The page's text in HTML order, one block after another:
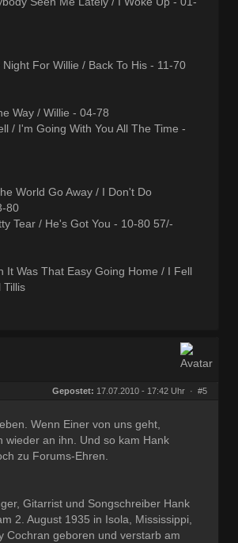
For Willie / Back To His - 11-70
Way / Willie - 04-78
/ I'm Going With You All The Time -
World Go Away / I Don't Do
80
Tear / He's Got You - 10-80 57/-
It Was That Easy Going Home / I Fell
Tillis
Gepostet: 17.07.2010 - 17:42 Uhr · #5
Wenn Einer von uns geht,
wieder an ihn. Und so kam Hank
zu Forums-Ehren.
Gitarrist und Songschreiber Hank
2. August 1935 in Isola, Mississippi,
Cochran geboren und verstarb am